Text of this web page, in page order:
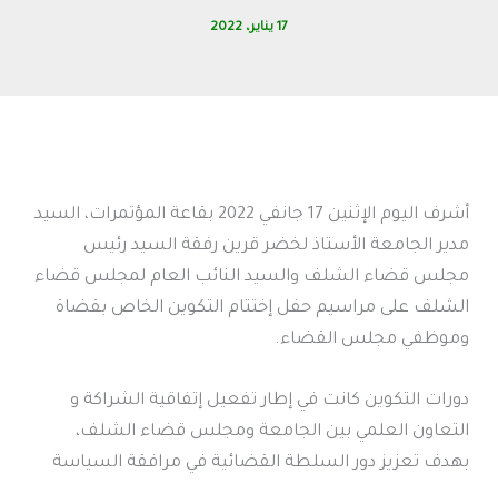
17 يناير، 2022
أشرف اليوم الإثنين 17 جانفي 2022 بقاعة المؤتمرات، السيد
مدير الجامعة الأستاذ لخضر قرين رفقة السيد رئيس
مجلس قضاء الشلف والسيد النائب العام لمجلس قضاء
الشلف على مراسيم حفل إختتام التكوين الخاص بقضاة
وموظفي مجلس القضاء.
دورات التكوين كانت في إطار تفعيل إتفاقية الشراكة و
التعاون العلمي بين الجامعة ومجلس قضاء الشلف،
بهدف تعزيز دور السلطة القضائية في مرافقة السياسة